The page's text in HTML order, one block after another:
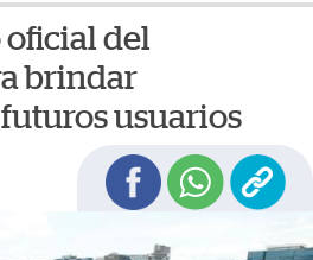
oficial del
brindar
usuarios